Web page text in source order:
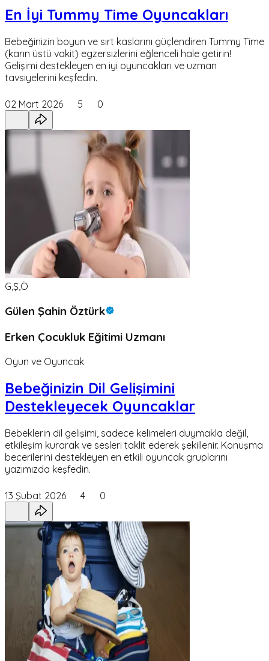
En İyi Tummy Time Oyuncakları
Bebeğinizin boyun ve sırt kaslarını güçlendiren Tummy Time
(karın üstü vakit) egzersizlerini eğlenceli hale getirin!
Gelişimi destekleyen en iyi oyuncakları ve uzman
tavsiyelerini keşfedin.
02 Mart 2026 5 0
G,Ş,Ö
Gülen Şahin Öztürk
Erken Çocukluk Eğitimi Uzmanı
Oyun ve Oyuncak
Bebeğinizin Dil Gelişimini
Destekleyecek Oyuncaklar
Bebeklerin dil gelişimi, sadece kelimeleri duymakla değil,
etkileşim kurarak ve sesleri taklit ederek şekillenir. Konuşma
becerilerini destekleyen en etkili oyuncak gruplarını
yazımızda keşfedin.
13 Şubat 2026 4 0